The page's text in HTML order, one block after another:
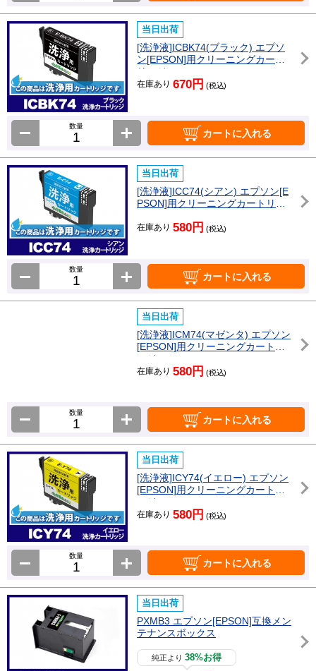
当日出荷
[洗浄液]ICBK74(ブラック) エプソ
ン[EPSON]用クリーニングカート
リッジ
在庫あり 670円 (税込)
数量
カートに入れる
当日出荷
[洗浄液]ICC74(シアン) エプソン[E
PSON]用クリーニングカートリッ
在庫あり 580円 (税込)
数量
カートに入れる
当日出荷
[洗浄液]ICM74(マゼンタ) エプソン
[EPSON]用クリーニングカートリ
ッジ
在庫あり 580円 (税込)
数量
カートに入れる
当日出荷
[洗浄液]ICY74(イエロー) エプソン
[EPSON]用クリーニングカートリ
ッジ
在庫あり 580円 (税込)
数量
カートに入れる
当日出荷
PXMB3 エプソン[EPSON]互換メン
テナンスボックス
純正より38%お得